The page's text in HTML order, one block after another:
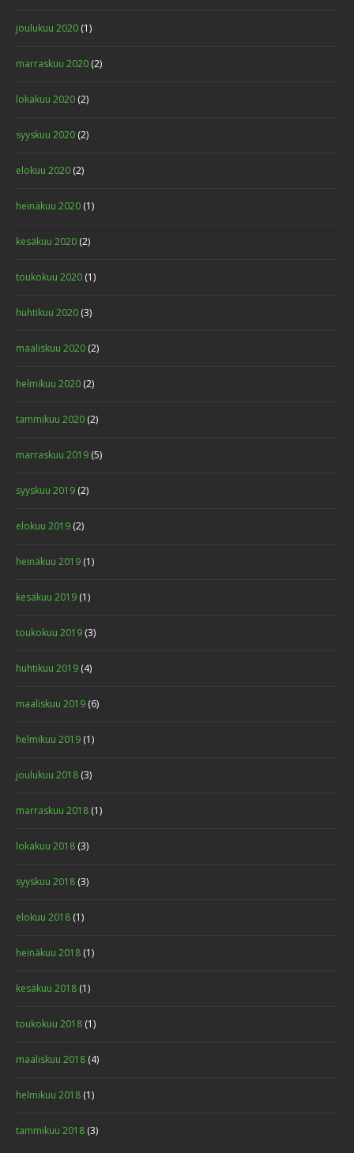
joulukuu 2020 (1)
marraskuu 2020 (2)
lokakuu 2020 (2)
syyskuu 2020 (2)
elokuu 2020 (2)
heinäkuu 2020 (1)
kesäkuu 2020 (2)
toukokuu 2020 (1)
huhtikuu 2020 (3)
maaliskuu 2020 (2)
helmikuu 2020 (2)
tammikuu 2020 (2)
marraskuu 2019 (5)
syyskuu 2019 (2)
elokuu 2019 (2)
heinäkuu 2019 (1)
kesäkuu 2019 (1)
toukokuu 2019 (3)
huhtikuu 2019 (4)
maaliskuu 2019 (6)
helmikuu 2019 (1)
joulukuu 2018 (3)
marraskuu 2018 (1)
lokakuu 2018 (3)
syyskuu 2018 (3)
elokuu 2018 (1)
heinäkuu 2018 (1)
kesäkuu 2018 (1)
toukokuu 2018 (1)
maaliskuu 2018 (4)
helmikuu 2018 (1)
tammikuu 2018 (3)